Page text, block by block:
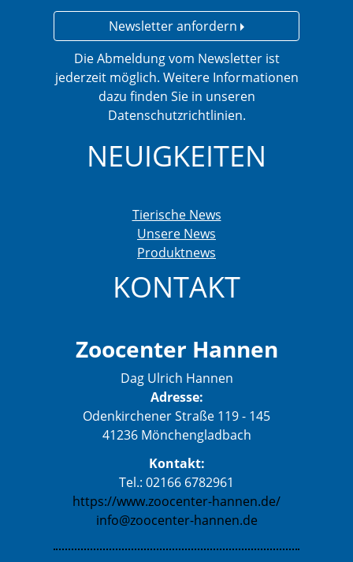
Newsletter anfordern
Die Abmeldung vom Newsletter ist
jederzeit möglich. Weitere Informationen
dazu finden Sie in unseren
Datenschutzrichtlinien.
NEUIGKEITEN
Tierische News
Unsere News
Produktnews
KONTAKT
Zoocenter Hannen
Dag Ulrich Hannen
Adresse:
Odenkirchener Straße 119 - 145
41236 Mönchengladbach
Kontakt:
Tel.: 02166 6782961
https://www.zoocenter-hannen.de/
info@zoocenter-hannen.de